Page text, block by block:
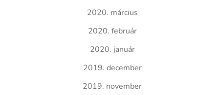
2020. március
2020. február
2020. január
2019. december
2019. november